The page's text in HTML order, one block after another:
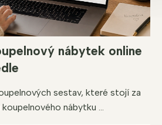
nábytek online
sestav, které stojí za
nábytku ...